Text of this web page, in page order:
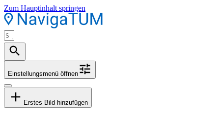
Zum Hauptinhalt springen
Einstellungsmenü öffnen
Erstes Bild hinzufügen